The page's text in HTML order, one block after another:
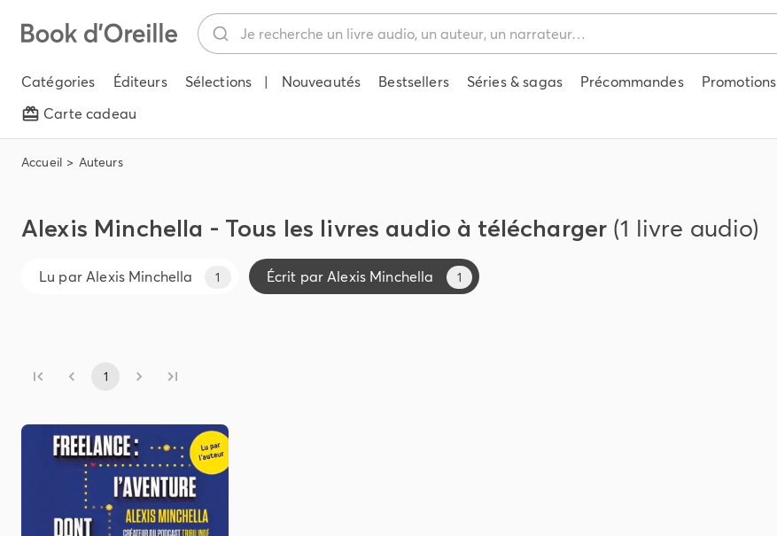
Catégories Éditeurs Sélections | Nouveautés Bestsellers Séries & sagas Précommandes Promotions
Carte cadeau
Accueil Auteurs
Alexis Minchella - Tous les livres audio à télécharger (1 livre audio)
Lu par Alexis Minchella 1 Écrit par Alexis Minchella 1
1